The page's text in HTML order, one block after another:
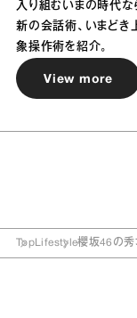
入り組むいまの時代
新の会話術、いまどき
象操作術を紹介。
View more
TopLifestyle櫻坂46の秀